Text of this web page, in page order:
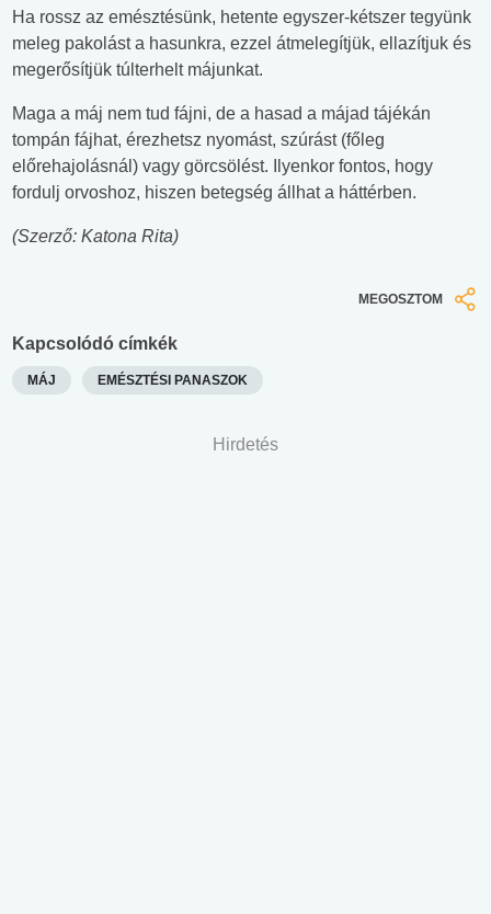
Ha rossz az emésztésünk, hetente egyszer-kétszer tegyünk
meleg pakolást a hasunkra, ezzel átmelegítjük, ellazítjuk és
megerősítjük túlterhelt májunkat.
Maga a máj nem tud fájni, de a hasad a májad tájékán
tompán fájhat, érezhetsz nyomást, szúrást (főleg
előrehajolásnál) vagy görcsölést. Ilyenkor fontos, hogy
fordulj orvoshoz, hiszen betegség állhat a háttérben.
(Szerző: Katona Rita)
MEGOSZTOM
Kapcsolódó címkék
MÁJ EMÉSZTÉSI PANASZOK
Hirdetés